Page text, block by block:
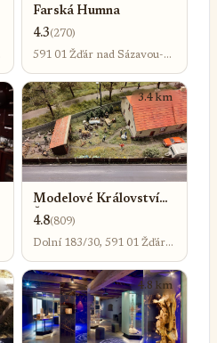
Farská Humna
4.3(270)
591 01 Žďár nad Sázavou-
3.4 km
Modelové Království
Žďár z.s.
4.8(809)
Dolní 183/30, 591 01 Žďár
Sázavou 1
4.8 km